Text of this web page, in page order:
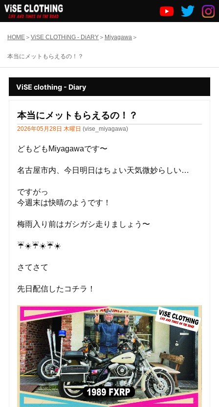
HOME ViSE CLOTHiNG - DiARY Miyagawa
本当にメットもらえるの！？
ViSE clothing - Diary
本当にメットもらえるの！？
2026年05月28日 木曜日 (vise_miyagawa)
どもどもMiyagawaです〜
名古屋市内、今日明日はちょい天気微妙らしい…
ですがっ
今週末は快晴のようです！
梅雨入り前はガシガシ走りましょう〜
☔️☀️☔️☀️☔️☀️
さてさて
先日配信したコチラ！